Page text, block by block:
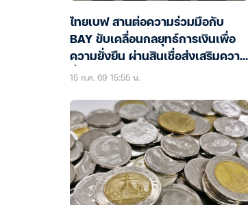
ไทยเบฟ สานต่อความร่วมมือกับ
BAY ขับเคลื่อนกลยุทธ์การเงินเพื่อ
ความยั่งยืน ผ่านสินเชื่อส่งเสริมความ
ยั่งยืน ในวงเงิน 6.5 พันลบ.
15 ก.ค. 69 15:55 น.